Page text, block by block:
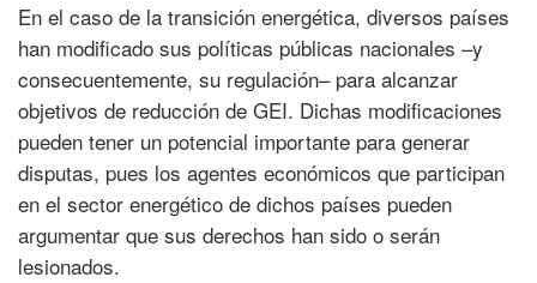
En el caso de la transición energética, diversos países
han modificado sus políticas públicas nacionales –y
consecuentemente, su regulación– para alcanzar
objetivos de reducción de GEI. Dichas modificaciones
pueden tener un potencial importante para generar
disputas, pues los agentes económicos que participan
en el sector energético de dichos países pueden
argumentar que sus derechos han sido o serán
lesionados.